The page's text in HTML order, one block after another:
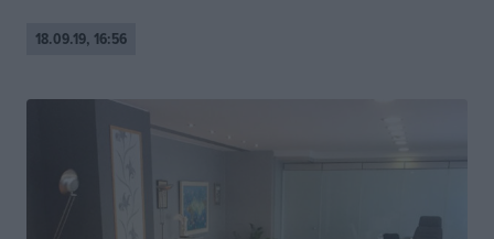
18.09.19, 16:56